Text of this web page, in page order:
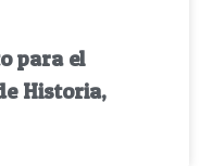
para el
Historia,